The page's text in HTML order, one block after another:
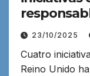
educación
23/10/2025
Cuatro
Reino Unido